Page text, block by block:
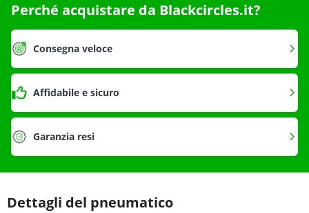
Perché acquistare da Blackcircles.it?
Consegna veloce
Affidabile e sicuro
Garanzia resi
Dettagli del pneumatico